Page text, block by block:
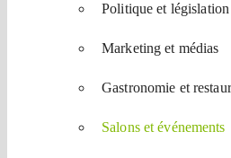
Politique et législation
Marketing et médias
Gastronomie et
Salons et événements